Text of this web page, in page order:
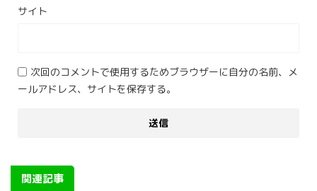
サイト
次回のコメントで使用するためブラウザーに自分の名前、メ
ールアドレス、サイトを保存する。
関連記事